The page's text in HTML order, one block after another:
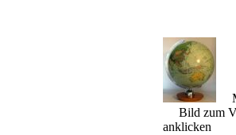
Bild zum
anklicken